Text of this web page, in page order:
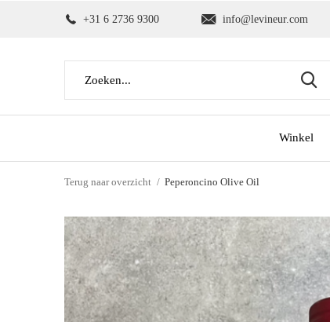
Winkel
+31 6 2736 9300 info@levineur.com
Terug naar overzicht Peperoncino Olive Oil